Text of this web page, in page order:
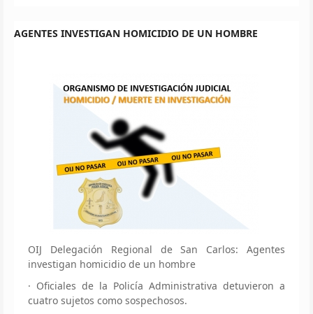
AGENTES INVESTIGAN HOMICIDIO DE UN HOMBRE
OIJ Delegación Regional de San Carlos: Agentes
investigan homicidio de un hombre
· Oficiales de la Policía Administrativa detuvieron a
cuatro sujetos como sospechosos.